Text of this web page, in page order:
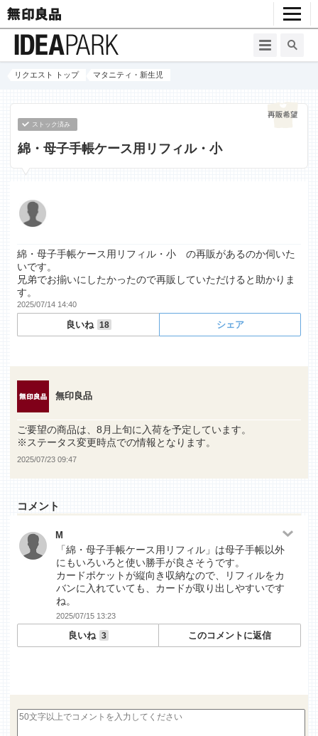
リクエスト トップ マタニティ・新生児
ストック済み
綿・母子手帳ケース用リフィル・小
綿・母子手帳ケース用リフィル・小 の再販があるのか伺いた
いです。
兄弟でお揃いにしたかったので再販していただけると助かりま
す。
2025/07/14 14:40
良いね 18 シェア
無印良品
ご要望の商品は、8月上旬に入荷を予定しています。
※ステータス変更時点での情報となります。
2025/07/23 09:47
コメント
M
「綿・母子手帳ケース用リフィル」は母子手帳以外
にもいろいろと使い勝手が良さそうです。
カードポケットが縦向き収納なので、リフィルをカ
バンに入れていても、カードが取り出しやすいです
ね。
2025/07/15 13:23
良いね 3 このコメントに返信